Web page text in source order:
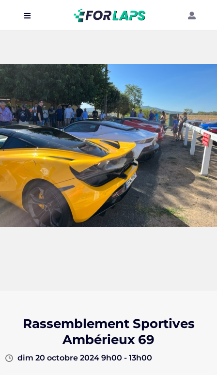
Localisation
Organisateur
Blog
Rassemblement Sportives
Ambérieux 69
dim 20 octobre 2024 9h00 - 13h00